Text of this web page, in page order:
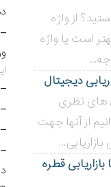
از واژه
است یا واژه
های نظری
از آنها جهت
قطره